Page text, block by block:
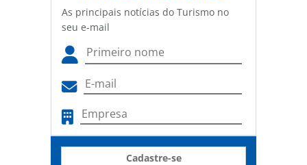
As principais notícias do Turismo no
seu e-mail
Cadastre-se